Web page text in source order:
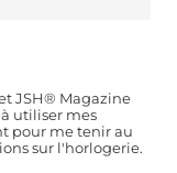
JSH® Magazine
à utiliser mes
pour me tenir au
sur l'horlogerie.